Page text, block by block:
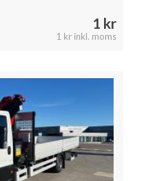
1 kr
1 kr inkl. moms